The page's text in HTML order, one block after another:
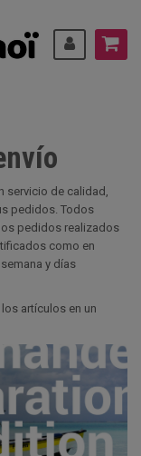
servicio de calidad,
pedidos. Todos
pedidos realizados
como en
y días
artículos en un